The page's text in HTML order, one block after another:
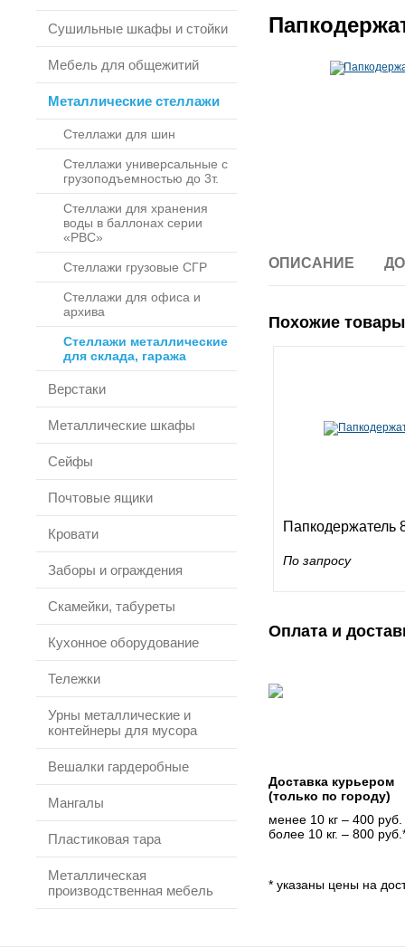
Сушильные шкафы и стойки
Мебель для общежитий
Металлические стеллажи
Стеллажи для шин
Стеллажи универсальные с
грузоподъемностью до 3т.
Стеллажи для хранения
воды в баллонах серии
«РВС»
Стеллажи грузовые СГР
Стеллажи для офиса и
архива
Стеллажи металлические
для склада, гаража
Верстаки
Металлические шкафы
Сейфы
Почтовые ящики
Кровати
Заборы и ограждения
Скамейки, табуреты
Кухонное оборудование
Тележки
Урны металлические и
контейнеры для мусора
Вешалки гардеробные
Мангалы
Пластиковая тара
Металлическая
производственная мебель
ОПИСАНИЕ
Похожие
Папкодержатель
По запросу
Оплата и
Доставка курьером
(только по городу)
менее 10 кг – 400 руб.
более 10 кг. – 800
* указаны цены на